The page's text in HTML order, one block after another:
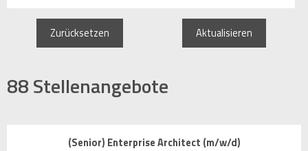
Zurücksetzen Aktualisieren
88Stellenangebote
(Senior) Enterprise Architect (m/w/d)